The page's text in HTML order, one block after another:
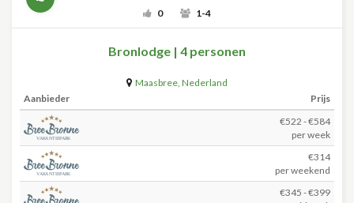
0 1-4
Bronlodge | 4 personen
Maasbree, Nederland
Aanbieder
Prijs
€522 - €584
per week
€314
per weekend
€345 - €399